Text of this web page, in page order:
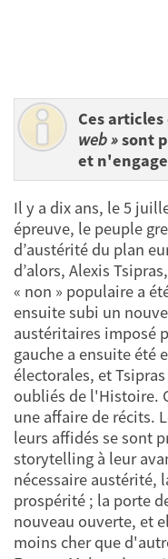
Ces
web »sont
et
Il y a dix ans, le 5
épreuve, le peuple
d’austérité du plan
d’alors, Alexis
« non » populaire a
ensuite subi un
austéritaires imposé
gauche a ensuite été
électorales, et
oubliés de l'Histoire.
une affaire de récits.
leurs affidés se sont
storytelling à leur
nécessaire austérité,
prospérité ; la porte
nouveau ouverte, et
moins cher que